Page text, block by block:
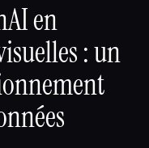
Créateurs
en
: un